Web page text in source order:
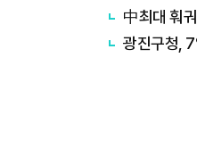
中최대 훠
광진구청,